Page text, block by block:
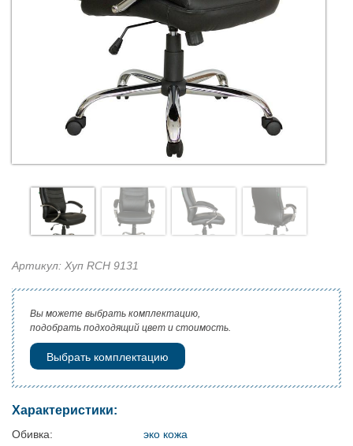
Артикул: Хуп RCH 9131
Вы можете выбрать комплектацию,
подобрать подходящий цвет и стоимость.
Выбрать комплектацию
Характеристики:
Обивка:
эко кожа